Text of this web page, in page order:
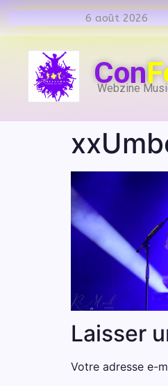
6 août 2026
Con
Webzine
Laisser
Votre adresse e-